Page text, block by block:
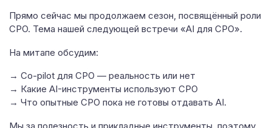
Прямо сейчас мы продолжаем сезон, посвящённый роли
CPO. Тема нашей следующей встречи «AI для CPO».
На митапе обсудим:
→ Co-pilot для CPO — реальность или нет
→ Какие AI-инструменты используют CPO
→ Что опытные CPO пока не готовы отдавать AI.